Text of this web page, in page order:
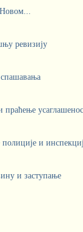
ревизију
праћење
и
и заступање